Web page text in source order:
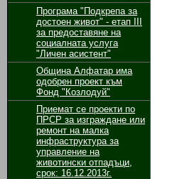
Програма "Подкрепа за
достоен живот" - етап ІІІ
за предоставяне на
социалната услуга
"Личен асистент"
Община Алфатар има
одобрен проект към
Фонд "Козлодуй"
Приемат се проекти по
ПРСР за изграждане или
ремонт на малка
инфраструктура за
управление на
животински отпадъци,
срок: 16.12.2013г.